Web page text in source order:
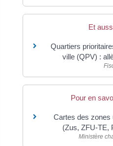
Et
Quartiers
ville (QPV) :
Pour en
Cartes des zones
(Zus, ZFU-TE,
Ministère